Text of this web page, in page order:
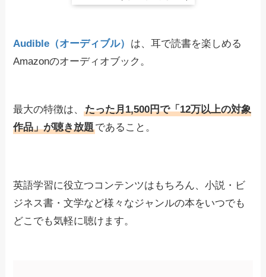
Audible（オーディブル） は、耳で読書を楽しめる
Amazonのオーディオブック。
最大の特徴は、たった月1,500円で「12万以上の対象
作品」が聴き放題であること。
英語学習に役立つコンテンツはもちろん、小説・ビ
ジネス書・文学など様々なジャンルの本をいつでも
どこでも気軽に聴けます。